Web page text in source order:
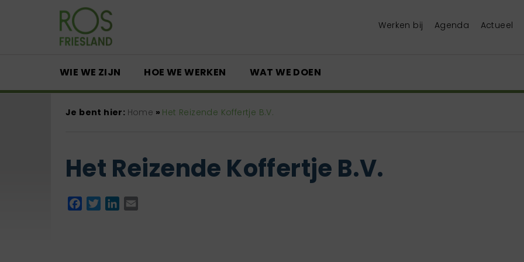
Werken bij Agenda Actueel
WIE WE ZIJN HOE WE WERKEN WAT WE DOEN
Je bent hier: Home » Het Reizende Koffertje B.V.
Het Reizende Koffertje B.V.
Facebook
TwitterLinkedIn